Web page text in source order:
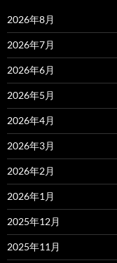
2026年8月
2026年7月
2026年6月
2026年5月
2026年4月
2026年3月
2026年2月
2026年1月
2025年12月
2025年11月